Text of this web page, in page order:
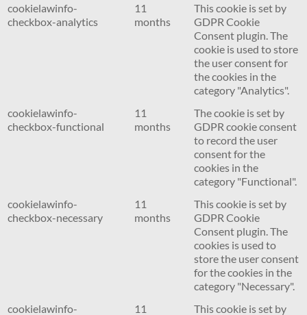
cookielawinfo-
checkbox-analytics
11
months
This cookie is set by
GDPR Cookie
Consent plugin. The
cookie is used to store
the user consent for
the cookies in the
category "Analytics".
cookielawinfo-
checkbox-functional
11
months
The cookie is set by
GDPR cookie consent
to record the user
consent for the
cookies in the
category "Functional".
cookielawinfo-
checkbox-necessary
11
months
This cookie is set by
GDPR Cookie
Consent plugin. The
cookies is used to
store the user consent
for the cookies in the
category "Necessary".
cookielawinfo-
11
This cookie is set by